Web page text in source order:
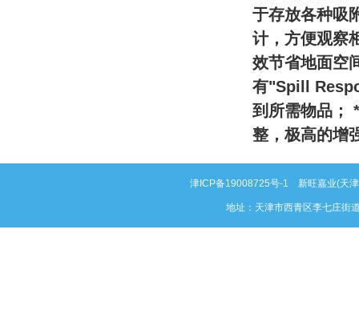
于存放各种吸
计，方便观察
效节省地面空
有"Spill
到所需物品；
整，极高的增
津ICP备19008725号-1 新旺嘉业(天
地址：天津市西青区李七庄街